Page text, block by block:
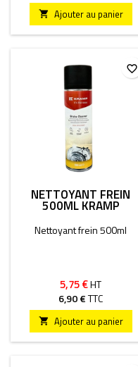
 Ajouter au panier
NETTOYANT FREIN
500ML KRAMP
Nettoyant frein 500ml
5,75 €HT
6,90 €TTC
 Ajouter au panier
favorite_border